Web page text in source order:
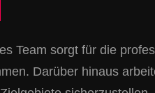
Team sorgt für die
Darüber hinaus